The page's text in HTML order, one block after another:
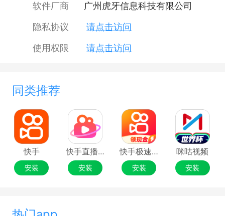
软件厂商
广州虎牙信息科技有限公司
隐私协议
请点击访问
使用权限
请点击访问
同类推荐
快手
安装
快手直播伴侣
安装
快手极速版
安装
咪咕视频
安装